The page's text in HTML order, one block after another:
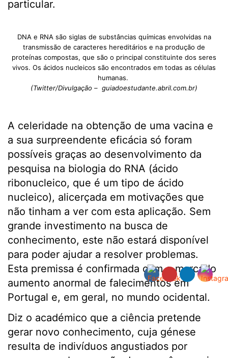
particular.
DNA e RNA são siglas de substâncias químicas envolvidas na
transmissão de caracteres hereditários e na produção de
proteínas compostas, que são o principal constituinte dos seres
vivos. Os ácidos nucleicos são encontrados em todas as células
humanas.
(Twitter/Divulgação – guiadoestudante.abril.com.br)
A celeridade na obtenção de uma vacina e
a sua surpreendente eficácia só foram
possíveis graças ao desenvolvimento da
pesquisa na biologia do RNA (ácido
ribonucleico, que é um tipo de ácido
nucleico), alicerçada em motivações que
não tinham a ver com esta aplicação. Sem
grande investimento na busca de
conhecimento, este não estará disponível
para poder ajudar a resolver problemas.
Esta premissa é confirmada com o marcado
aumento anormal de falecimentos em
Portugal e, em geral, no mundo ocidental.
Diz o académico que a ciência pretende
gerar novo conhecimento, cuja génese
resulta de indivíduos angustiados por